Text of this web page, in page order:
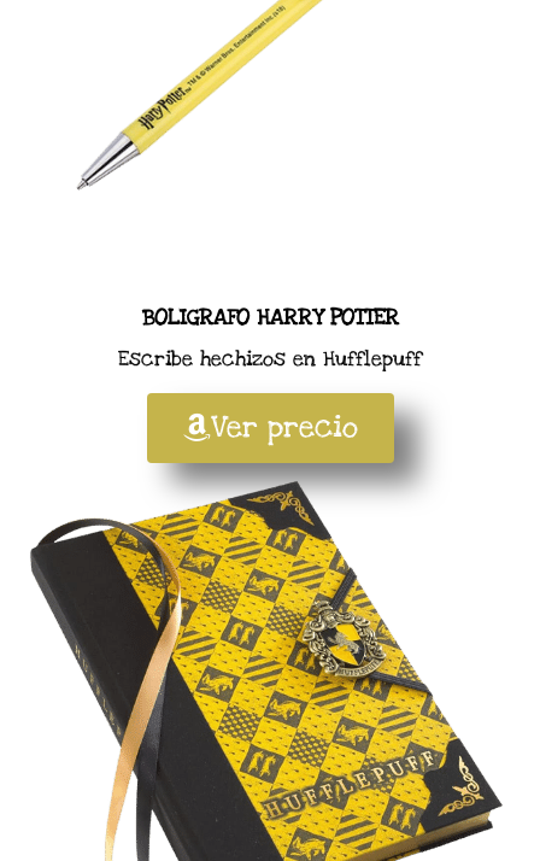
BOLIGRAFO HARRY POTTER
Escribe hechizos en Hufflepuff
Ver precio